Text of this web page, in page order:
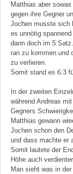
Matthias aber
gegen ihre Gegner
Jochen musste sich
es unnötig
dann doch im
ran zu kommen und
zu verlieren.
Somit stand es 6:3
In der zweiten
während Andreas
Gegners
Matthias gewann
Jochen schon den
und dass machte er
Somit lautete der
Höhe auch
Man sieht was in